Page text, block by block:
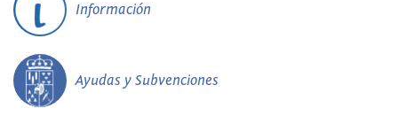
Información
Ayudas y Subvenciones